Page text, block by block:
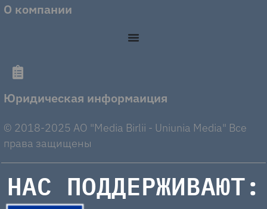
О компании
Юридическая информаиция
© 2018-2025 AO "Media Birlii - Uniunia Media" Все
права защищены
НАС ПОДДЕРЖИВАЮТ: